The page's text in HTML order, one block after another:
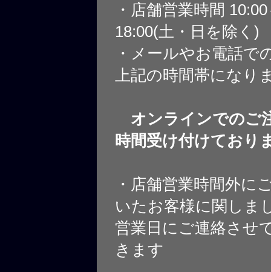
・店舗営業時間
18:00(土・日を除く)
・メールやお電話で
上記の時間帯になり
オンラインでのご
時間受け付けており
・店舗営業時間外に
いたお客様に関しま
営業日にご連絡させ
きます